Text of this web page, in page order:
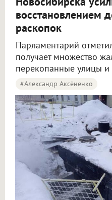
восстановлением
раскопок
Парламентарий
получает множество
перекопанные улицы
#Александр Аксёненко